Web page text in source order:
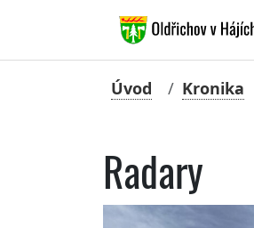
Úvod Kronika
Radary